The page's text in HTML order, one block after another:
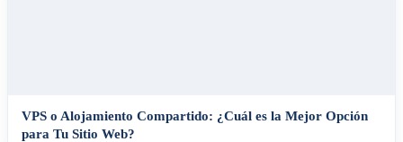
VPS o Alojamiento Compartido: ¿Cuál es la Mejor Opción
para Tu Sitio Web?